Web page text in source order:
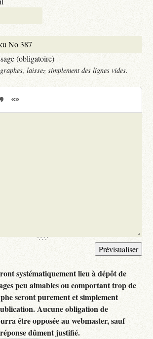
(obligatoire)
laissez simplement des lignes vides.
systématiquement lieu à dépôt de
peu aimables ou comportant trop de
seront purement et simplement
Aucune obligation de
être opposée au webmaster, sauf
dûment justifié.